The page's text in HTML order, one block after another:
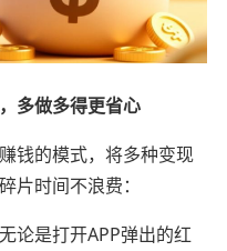
多做多得更省心
钱的模式，将多种变现
片时间不浪费：
论是打开APP弹出的红